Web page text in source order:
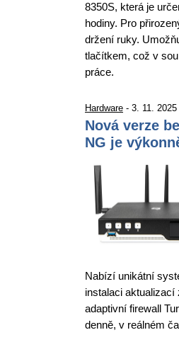
8350S, která je
hodiny. Pro
držení ruky.
tlačítkem, což v
práce.
Hardware - 3. 11.
Nová verze
NG je
Nabízí unikátní
instalaci
adaptivní firewall
denně, v reálném